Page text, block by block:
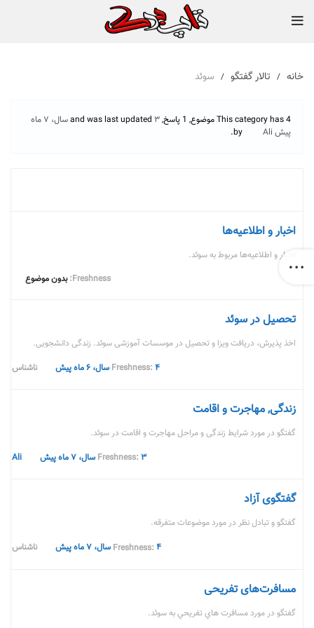
خانه تالار گفتگو سوئد
This category has 4 موضوع, 1 پاسخ, and was last updated
۳ سال، ۷ ماه
پیش Ali
.
اخبار و اطلاعیه‌ها
اخبار و اطلاعیه‌ها مربوط به سوئد.
بدون موضوع
تحصیل در سوئد
اخذ پذیرش، دریافت ویزا و تحصیل در موسسات آموزشی سوئد. زندگی دانشجویی.
۴ سال، ۶ ماه پیش
ناشناس
زندگی, مهاجرت و اقامت
گفتگو در مورد شرایط زندگی و مراحل مهاجرت و اقامت در سوئد.
۳ سال، ۷ ماه پیش
Ali
گفتگوی آزاد
گفتگو و تبادل نظر در مورد موضوعات متفرقه.
۴ سال، ۷ ماه پیش
ناشناس
مسافرت‌های تفریحی
گفتگو در مورد مسافرت هاي تفريحي به سوئد.